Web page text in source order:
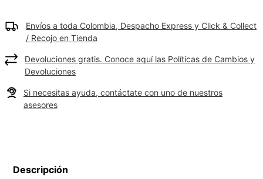
Envíos a toda Colombia, Despacho Express y Click & Collect
/ Recojo en Tienda
Devoluciones gratis. Conoce aquí las Políticas de Cambios y
Devoluciones
Si necesitas ayuda, contáctate con uno de nuestros
asesores
Descripción